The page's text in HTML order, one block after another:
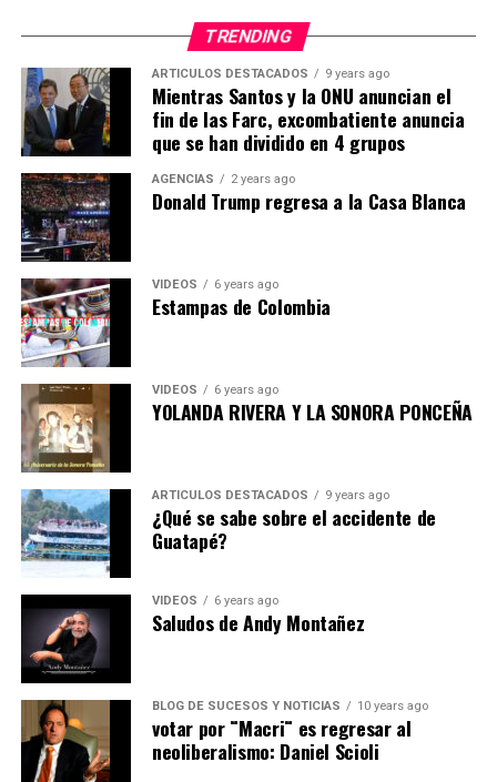
TRENDING
ARTICULOS DESTACADOS 9 years ago
Mientras Santos y la ONU anuncian el
fin de las Farc, excombatiente anuncia
que se han dividido en 4 grupos
AGENCIAS 2 years ago
Donald Trump regresa a la Casa Blanca
VIDEOS 6 years ago
Estampas de Colombia
VIDEOS 6 years ago
YOLANDA RIVERA Y LA SONORA PONCEÑA
ARTICULOS DESTACADOS 9 years ago
¿Qué se sabe sobre el accidente de
Guatapé?
VIDEOS 6 years ago
Saludos de Andy Montañez
BLOG DE SUCESOS Y NOTICIAS 10 years ago
votar por ¨Macri¨ es regresar al
neoliberalismo: Daniel Scioli